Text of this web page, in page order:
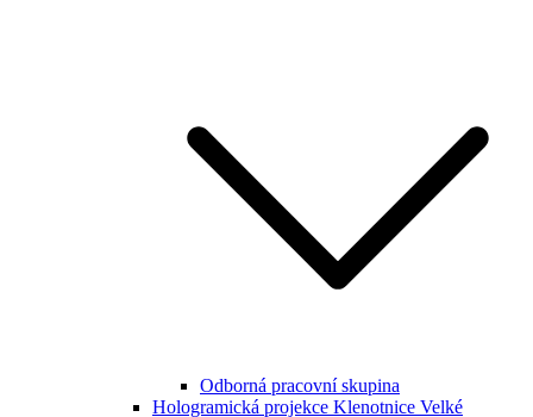
Odborná pracovní skupina
Hologramická projekce Klenotnice Velké